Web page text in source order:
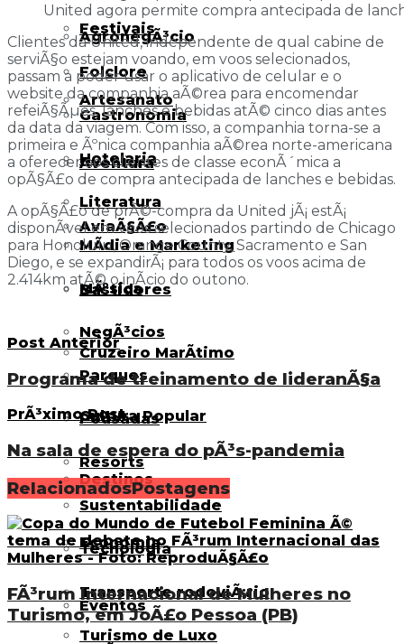
Festivais
Folclore
Gastronomia
Hotelaria
Literatura
MÃ­dia e Marketing
MÃºsica
NegÃ³cios
Parques
Pousadas
Resorts
Sustentabilidade
Tecnologia
Transporte rodoviÃ¡rio
Turismo de Luxo
AgronegÃ³cio
Artesanato
Aventura
AviaÃ§Ã£o
Bastidores
Cruzeiro MarÃ­timo
Cultura Popular
Destinos
Economia
Eventos
United agora permite compra antecipada de
Clientes da United, independente de qual cabine de
serviÃ§o estejam voando, em voos selecionados,
passam a poder usar o aplicativo de celular e o
website da companhia aÃ©rea para encomendar
refeiÃ§Ãµes, lanches e bebidas atÃ© cinco dias antes
da data da viagem. Com isso, a companhia torna-se a
primeira e Ãºnica companhia aÃ©rea norte-americana
a oferecer aos clientes de classe econÃ´mica a
opÃ§Ã£o de compra antecipada de lanches e bebidas.
A opÃ§Ã£o de prÃ©-compra da United jÃ¡ estÃ¡
disponÃ­vel em voos selecionados partindo de Chicago
para Honolulu, Orange County, Sacramento e San
Diego, e se expandirÃ¡ para todos os voos acima de
2.414km atÃ© o inÃ­cio do outono.
Post Anterior
Programa de treinamento de lideranÃ§a
PrÃ³ximo Post
Na sala de espera do pÃ³s-pandemia
RelacionadosPostagens
FÃ³rum Internacional de Mulheres no
Turismo, em JoÃ£o Pessoa (PB)